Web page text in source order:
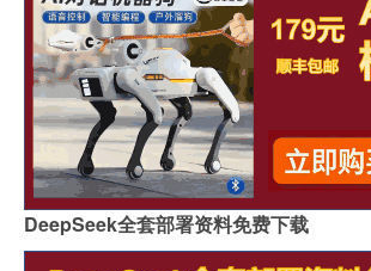
DeepSeek全套部署资料免费下载